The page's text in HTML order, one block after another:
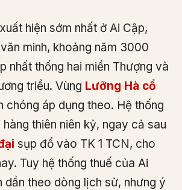
hiện sớm nhất ở Ai Cập,
minh, khoảng năm 3000
nhất thống hai miền Thượng và
triều. Vùng Lưỡng Hà cổ
chóng áp dụng theo. Hệ thống
thiên niên kỷ, ngay cả sau
sụp đổ vào TK 1 TCN, cho
Tuy hệ thống thuế của Ai
dần theo dòng lịch sử, nhưng ý